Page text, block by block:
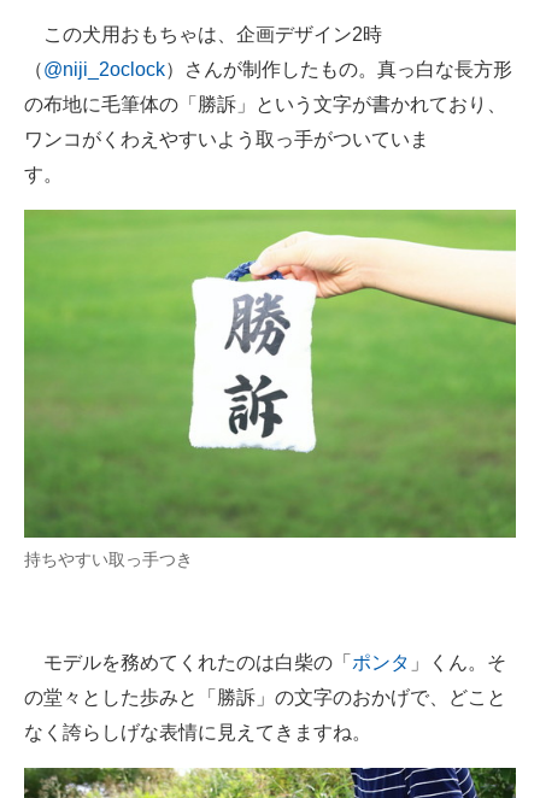
この犬用おもちゃは、企画デザイン2時
（@niji_2oclock）さんが制作したもの。真っ白な長方形
の布地に毛筆体の「勝訴」という文字が書かれており、
ワンコがくわえやすいよう取っ手がついていま
す。
持ちやすい取っ手つき
モデルを務めてくれたのは白柴の「 ポンタ 」くん。そ
の堂々とした歩みと「勝訴」の文字のおかげで、どこと
なく誇らしげな表情に見えてきますね。